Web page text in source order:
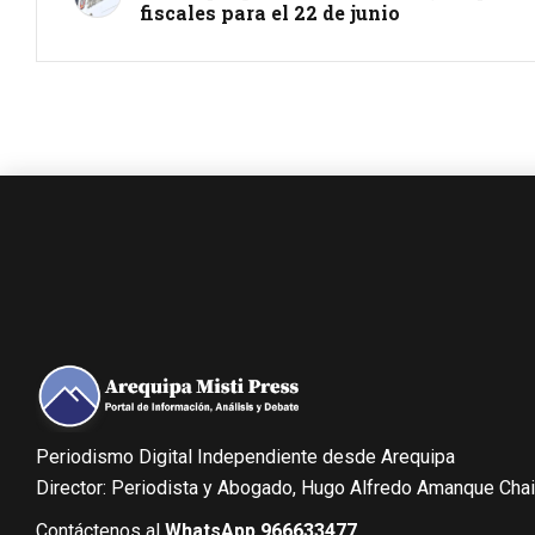
fiscales para el 22 de junio
Periodismo Digital Independiente desde Arequipa
Director: Periodista y Abogado, Hugo Alfredo Amanque